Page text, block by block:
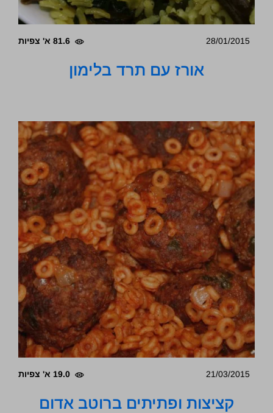
28/01/2015 81.6 א' צפיות
אורז עם תרד בלימון
21/03/2015 19.0 א' צפיות
קציצות ופתיתים ברוטב אדום